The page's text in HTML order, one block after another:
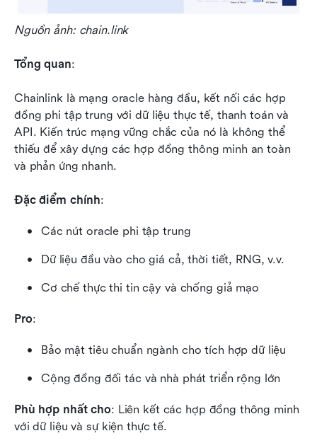
Nguồn ảnh: chain.link
Tổng quan:
Chainlink là mạng oracle hàng đầu, kết nối các hợp
đồng phi tập trung với dữ liệu thực tế, thanh toán và
API. Kiến trúc mạng vững chắc của nó là không thể
thiếu để xây dựng các hợp đồng thông minh an toàn
và phản ứng nhanh.
Đặc điểm chính:
Các nút oracle phi tập trung
Dữ liệu đầu vào cho giá cả, thời tiết, RNG, v.v.
Cơ chế thực thi tin cậy và chống giả mạo
Pro:
Bảo mật tiêu chuẩn ngành cho tích hợp dữ liệu
Cộng đồng đối tác và nhà phát triển rộng lớn
Phù hợp nhất cho: Liên kết các hợp đồng thông minh
với dữ liệu và sự kiện thực tế.